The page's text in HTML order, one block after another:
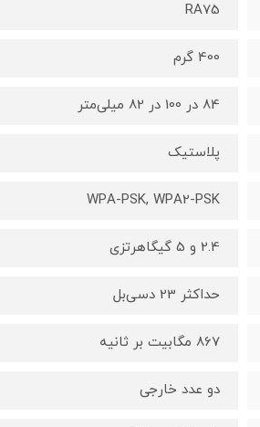
RA75
400 گرم
84 در 100 در 82 میلی‌متر
پلاستیک
WPA-PSK, WPA2-PSK
2.4 و 5 گیگاهرتزی
حداکثر 23 دسی‌بل
867 مگابیت بر ثانیه
دو عدد خارجی